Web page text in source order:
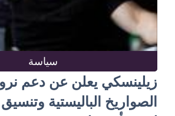
سياسة
زيلينسكي يعلن عن دعم
الصواريخ الباليستية